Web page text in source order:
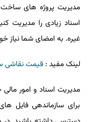
مدیریت پروژه های
اسناد زیادی را مدیریت
غیره. به امضای شما نیاز
لینک مفید : قیمت نقاشی
مدیریت اسناد و امور مالی
برای سازماندهی فایل